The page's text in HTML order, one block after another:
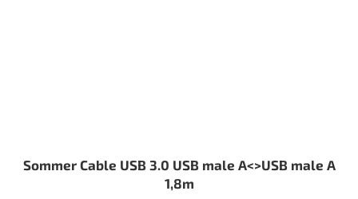
Sommer Cable USB 3.0 USB male A<>USB male A
1,8m